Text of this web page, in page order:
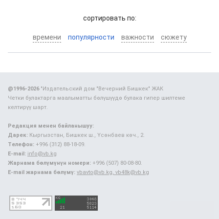
cортировать по:
времени популярности важности сюжету
@1996-2026"Издательский дом "Вечерний Бишкек" ЖАК
Четки булактарга маалыматты бөлүшүүдө булака гипер шилтеме
келтирүү шарт.
Редакция менен байланышуу:
Дарек: Кыргызстан, Бишкек ш., Үсөнбаев көч., 2.
Телефон: +996 (312) 88-18-09.
E-mail: info@vb.kg
Жарнама бөлүмүнүн номери: +996 (507) 80-08-80.
E-mail жарнама бөлүмү: vbavto@vb.kg, vb48k@vb.kg